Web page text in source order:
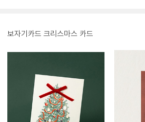
보자기카드 크리스마스 카드